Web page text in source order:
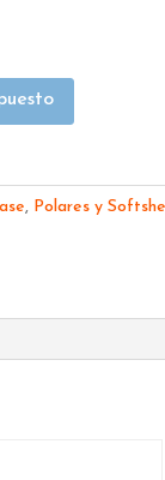
, Polares y